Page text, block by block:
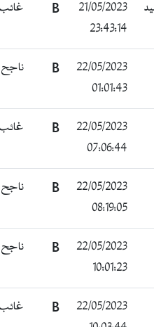
21/05/2023
23:43:14
غائب
22/05/2023
01:01:43
ناجح
22/05/2023
07:06:44
غائب
22/05/2023
08:19:05
ناجح
22/05/2023
10:01:23
ناجح
22/05/2023
غائب